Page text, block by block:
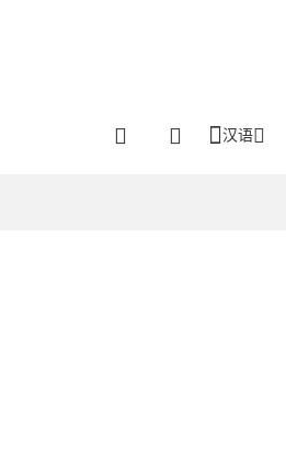
汉语